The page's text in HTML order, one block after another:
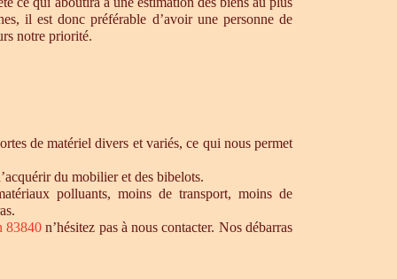
il est donc préférable d’avoir une personne de
notre priorité.
de matériel divers et variés, ce qui nous permet
du mobilier et des bibelots.
polluants, moins de transport, moins de
83840n’hésitez pas à nous contacter. Nos débarras